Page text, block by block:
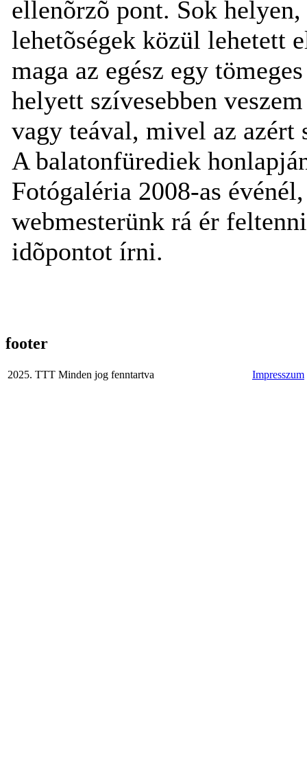
ellenõrzõ pont. Sok
lehetõségek közül lehetett
maga az egész egy
helyett szívesebben
vagy teával, mivel az azért
A balatonfürediek
Fotógaléria 2008-as
webmesterünk rá ér
idõpontot írni.
footer
2025. TTT Minden jog fenntartva Impresszum